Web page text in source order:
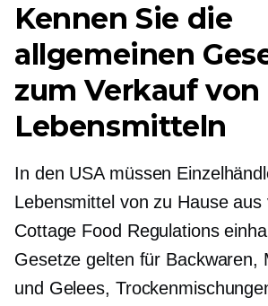
Kennen Sie die
allgemeinen
zum Verkauf von
Lebensmitteln
In den USA müssen
Lebensmittel von zu Hause
Cottage Food Regulations
Gesetze gelten für Backwaren,
und Gelees,